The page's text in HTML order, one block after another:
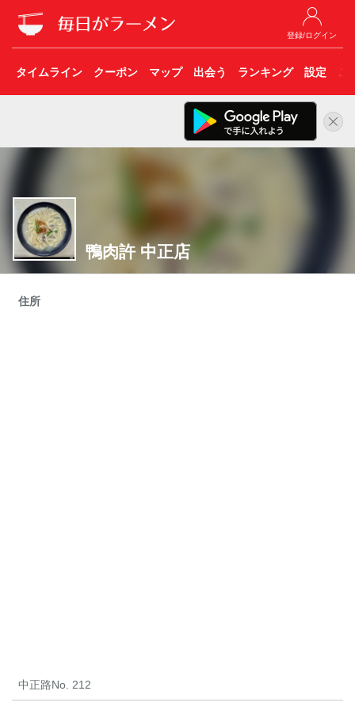
登録/ログイン
タイムライン クーポン マップ 出会う ランキング 設定 こ
鴨肉許 中正店
住所
中正路No. 212